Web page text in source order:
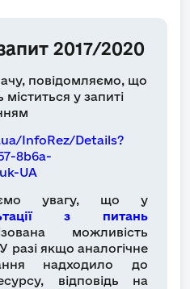
2017/2020
повідомляємо, що
міститься у запиті
InfoRez/Details?
8b6a-
UA
увагу, що у
з питань
можливість
разі якщо аналогічне
надходило до
відповідь на